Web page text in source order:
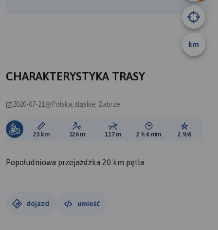
km
CHARAKTERYSTYKA TRASY
2020-07-21 Polska, śląskie, Zabrze
Długość trasy:
23 km Suma przewyższeń:
126 m Suma spadków:
117 m Średni czas potrzebny
2 h 6 min Ocena
2.9/6
Popołudniowa przejażdżka 20 km pętla
dojazd umieść